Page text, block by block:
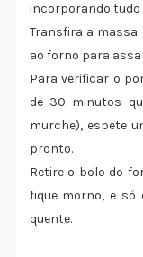
incorporando tudo
Transfira a massa
ao forno para
Para verificar o
de 30 minutos
murche), espete
pronto.
Retire o bolo do
fique morno, e só
quente.